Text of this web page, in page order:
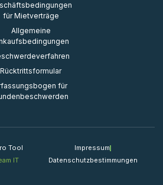
für Mietverträge
Allgemeine
Rücktrittsformular
für
Tool
IT
Impressum
Datenschutzbestimmungen